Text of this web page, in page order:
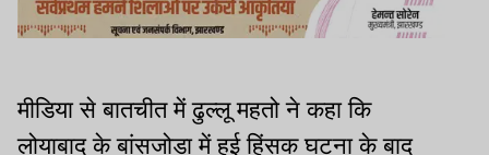
मीडिया से बातचीत में ढुल्लू महतो ने कहा कि
लोयाबाद के बांसजोड़ा में हुई हिंसक घटना के बाद